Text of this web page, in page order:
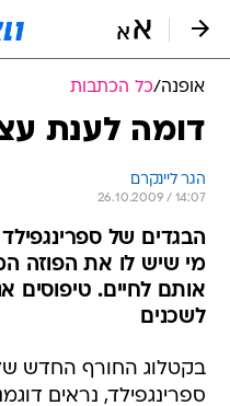
אופנה/כל הכתבות
דומה לענת
הגר ליינקרם
26.10.2009 / 14:07
הבגדים של
מי שיש לו את הפוזה
אותם לחיים. טיפוסים
לשכנים
בקטלוג החורף החדש
ספרינגפילד, נראים